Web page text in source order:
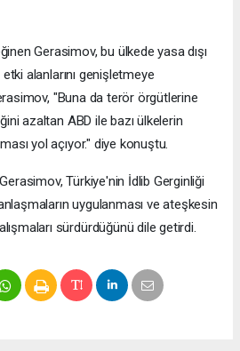
Gerasimov, bu ülkede yasa dışı
alanlarını genişletmeye
"Buna da terör örgütlerine
azaltan ABD ile bazı ülkelerin
yol açıyor." diye konuştu.
Türkiye'nin İdlib Gerginliği
uygulanması ve ateşkesin
sürdürdüğünü dile getirdi.